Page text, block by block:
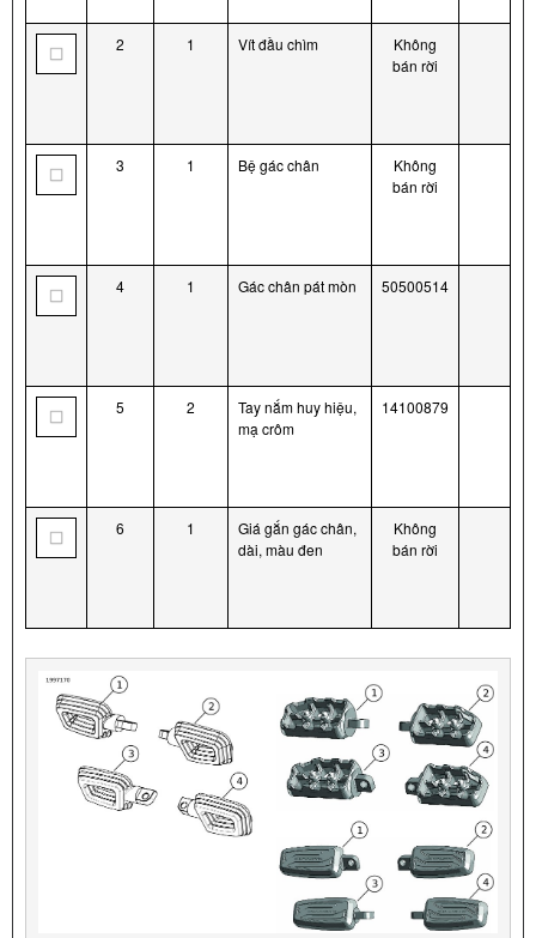
2 1 Vít đầu chìm
Không
bán rời
3 1 Bệ gác chân
Không
bán rời
4 1 Gác chân pát mòn 50500514
5 2
Tay nắm huy hiệu,
mạ crôm
14100879
6 1
Giá gắn gác chân,
dài, màu đen
Không
bán rời